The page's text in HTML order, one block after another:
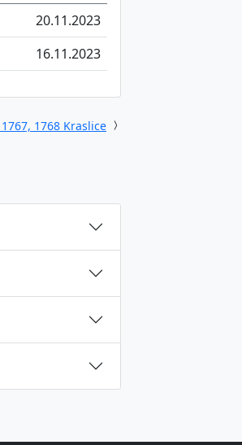
20.11.2023
16.11.2023
1768 Kraslice